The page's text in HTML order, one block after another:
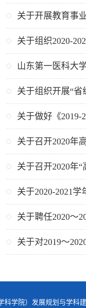
关于开展教育事
关于组织2020-
山东第一医科大
关于组织开展“
关于做好《2019-
关于召开2020年
关于召开2020年
关于2020-2021
关于聘任2020～
关于对2019～
科学院）发展规划与学科